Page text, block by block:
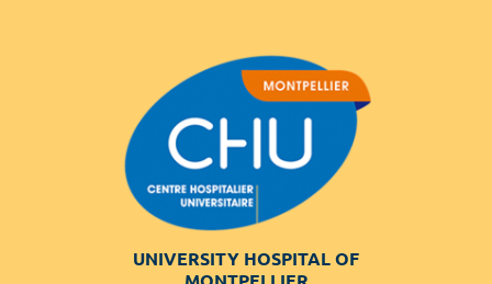
UNIVERSITY HOSPITAL OF